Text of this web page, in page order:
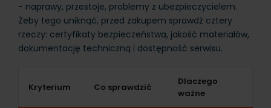
- naprawy, przestoje, problemy z ubezpieczycielem.
Żeby tego uniknąć, przed zakupem sprawdź cztery
rzeczy: certyfikaty bezpieczeństwa, jakość materiałów,
dokumentację techniczną i dostępność serwisu.
Kryterium Co sprawdzić
Dlaczego
ważne